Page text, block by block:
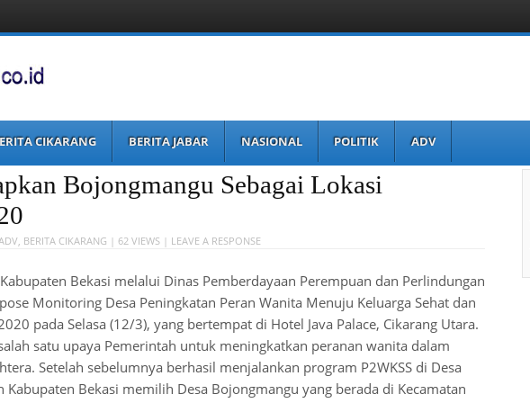
CIKARANG BERITA JABAR NASIONAL POLITIK ADV
Bojongmangu Sebagai Lokasi
, BERITA CIKARANG | 62 VIEWS | LEAVE A RESPONSE
Bekasi melalui Dinas Pemberdayaan Perempuan dan Perlindungan
Monitoring Desa Peningkatan Peran Wanita Menuju Keluarga Sehat dan
pada Selasa (12/3), yang bertempat di Hotel Java Palace, Cikarang Utara.
satu upaya Pemerintah untuk meningkatkan peranan wanita dalam
Setelah sebelumnya berhasil menjalankan program P2WKSS di Desa
Kabupaten Bekasi memilih Desa Bojongmangu yang berada di Kecamatan